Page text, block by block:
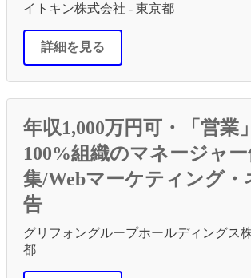
イトキン株式会社 - 東京都
詳細を見る
年収1,000万円可・「営業
100%組織のマネージャ
集/Webマーケティング・
告
グリフォングループホールディングス
都